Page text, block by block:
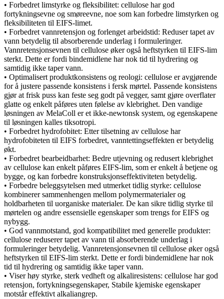
• Forbedret limstyrke og fleksibilitet: cellulose har god
fortykningsevne og smøreevne, noe som kan forbedre limstyrken og
fleksibiliteten til EIFS-limet.
• Forbedret vannretensjon og forlenget arbeidstid: Reduser tapet av
vann betydelig til absorberende underlag i formuleringer.
Vannretensjonsevnen til cellulose øker også heftstyrken til EIFS-lim
sterkt. Dette er fordi bindemidlene har nok tid til hydrering og
samtidig ikke taper vann.
• Optimalisert produktkonsistens og reologi: cellulose er avgjørende
for å justere passende konsistens i fersk mørtel. Passende konsistens
gjør at frisk puss kan feste seg godt på vegger, samt gjøre overflater
glatte og enkelt påføres uten følelse av klebrighet. Den vandige
løsningen av MelaColl er et ikke-newtonsk system, og egenskapene
til løsningen kalles tiksotropi.
• Forbedret hydrofobitet: Etter tilsetning av cellulose har
hydrofobiteten til EIFS forbedret, vanntettingseffekten er betydelig
økt.
• Forbedret bearbeidbarhet: Bedre utjevning og redusert klebrighet
av cellulose kan enkelt påføres EIFS-lim, som er enkelt å betjene og
bygge, og kan forbedre konstruksjonseffektiviteten betydelig.
• Forbedre beleggsytelsen med utmerket tidlig styrke: cellulose
kombinerer sammenhengen mellom polymermaterialer og
holdbarheten til uorganiske materialer. De kan sikre tidlig styrke til
mørtelen og andre essensielle egenskaper som trengs for EIFS og
nybygg.
• God vannmotstand, god kompatibilitet med generelle produkter:
cellulose reduserer tapet av vann til absorberende underlag i
formuleringer betydelig. Vannretensjonsevnen til cellulose øker også
heftstyrken til EIFS-lim sterkt. Dette er fordi bindemidlene har nok
tid til hydrering og samtidig ikke taper vann.
• Viser høy styrke, sterk vedheft og alkaliresistens: cellulose har god
retensjon, fortykningsegenskaper, Stabile kjemiske egenskaper
motstår effektivt alkaliangrep.